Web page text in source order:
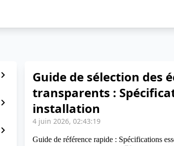
chevron_right
chevron_right
chevron_right
Guide de sélection des
transparents :
installation
4 juin 2026, 02:43:19
Guide de référence rapide : Spécifications